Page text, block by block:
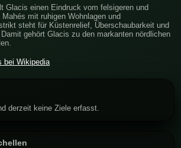
Glacis einen Eindruck vom felsigeren und
Mahés mit ruhigen Wohnlagen und
steht für Küstenrelief, Überschaubarkeit und
gehört Glacis zu den markanten nördlichen
bei Wikipedia
derzeit keine Ziele erfasst.